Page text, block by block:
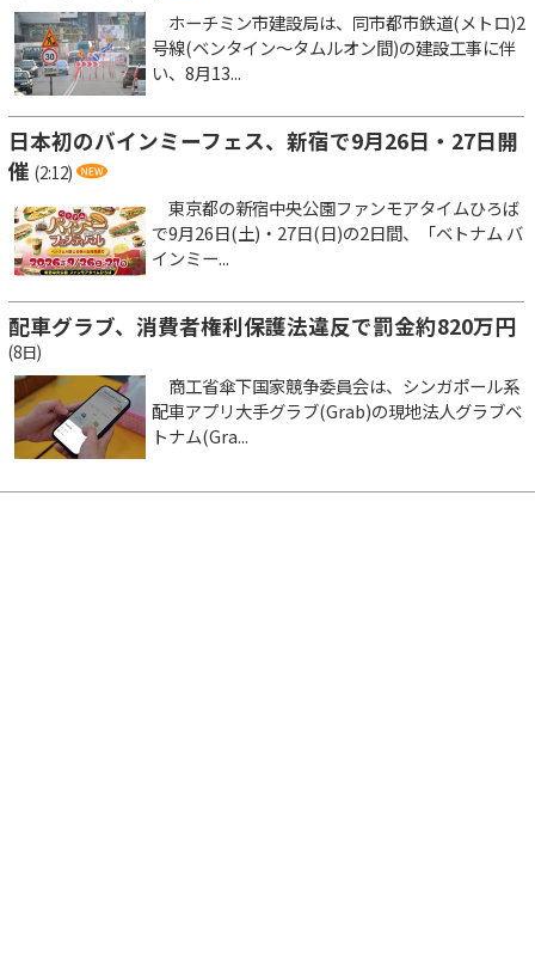
ホーチミン市建設局は、同市都市鉄道(メトロ)2
号線(ベンタイン～タムルオン間)の建設工事に伴
い、8月13...
日本初のバインミーフェス、新宿で9月26日・27日開
催 (2:12)
東京都の新宿中央公園ファンモアタイムひろば
で9月26日(土)・27日(日)の2日間、「ベトナム バ
インミー...
配車グラブ、消費者権利保護法違反で罰金約820万円
(8日)
商工省傘下国家競争委員会は、シンガポール系
配車アプリ大手グラブ(Grab)の現地法人グラブベ
トナム(Gra...